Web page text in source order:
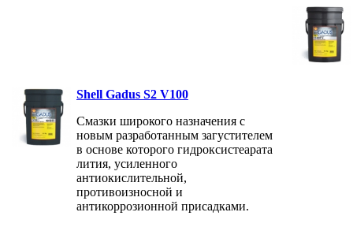
Shell Gadus S2 V100
Смазки широкого назначения с
новым разработанным загустителем
в основе которого гидроксистеарата
лития, усиленного
антиокислительной,
противоизносной и
антикоррозионной присадками.